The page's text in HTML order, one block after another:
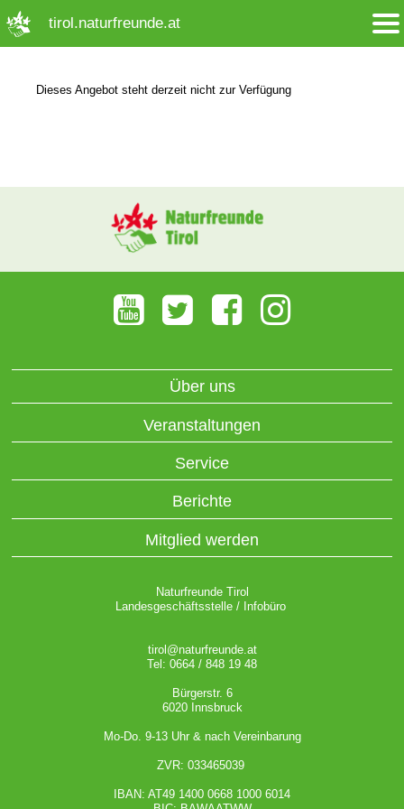
tirol.naturfreunde.at
Dieses Angebot steht derzeit nicht zur Verfügung
Über uns
Veranstaltungen
Service
Berichte
Mitglied werden
Naturfreunde Tirol
Landesgeschäftsstelle / Infobüro
tirol@naturfreunde.at
Tel: 0664 / 848 19 48
Bürgerstr. 6
6020 Innsbruck
Mo-Do. 9-13 Uhr & nach Vereinbarung
ZVR: 033465039
IBAN: AT49 1400 0668 1000 6014